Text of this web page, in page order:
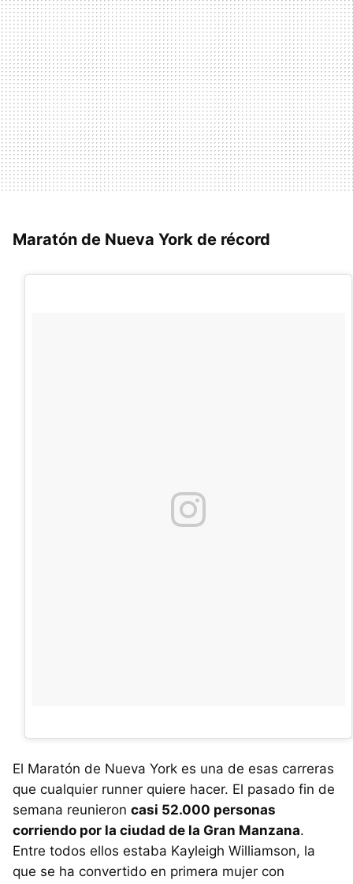
Maratón de Nueva York de récord
El Maratón de Nueva York es una de esas carreras
que cualquier runner quiere hacer. El pasado fin de
semana reunieron casi 52.000 personas
corriendo por la ciudad de la Gran Manzana.
Entre todos ellos estaba Kayleigh Williamson, la
que se ha convertido en primera mujer con